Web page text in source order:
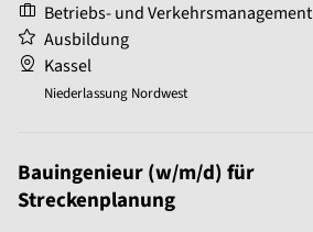
Betriebs- und Verkehrsmanagement
Ausbildung
Kassel
Niederlassung Nordwest
Bauingenieur (w/m/d) für
Streckenplanung